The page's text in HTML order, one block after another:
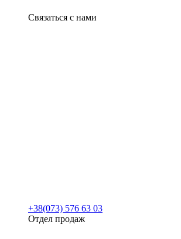
Связаться с нами
+38(073) 576 63 03
Отдел продаж